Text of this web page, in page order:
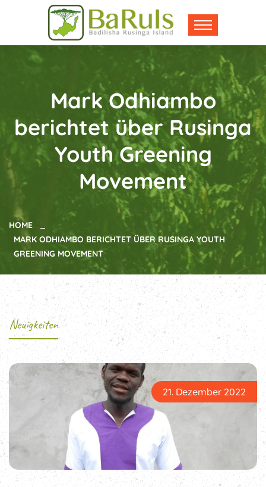
Mark Odhiambo
berichtet über Rusinga
Youth Greening
Movement
HOME
MARK ODHIAMBO BERICHTET ÜBER RUSINGA YOUTH
GREENING MOVEMENT
Neuigkeiten
21. Dezember 2022